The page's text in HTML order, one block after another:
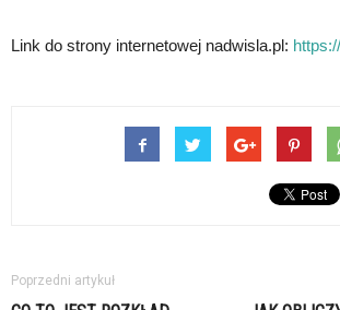
Link do strony internetowej nadwisla.pl:
Poprzedni artykuł